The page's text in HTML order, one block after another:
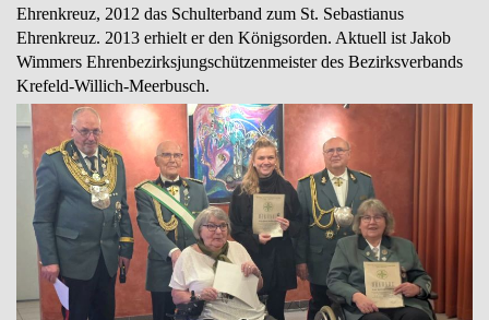
Ehrenkreuz, 2012 das Schulterband zum St. Sebastianus
Ehrenkreuz. 2013 erhielt er den Königsorden. Aktuell ist Jakob
Wimmers Ehrenbezirksjungschützenmeister des Bezirksverbands
Krefeld-Willich-Meerbusch.